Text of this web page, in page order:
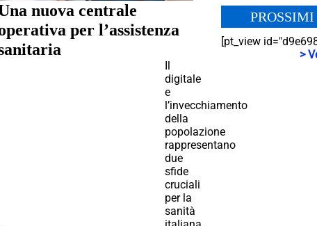
nuova centrale
per l’assistenza
Il
digitale
e
l’invecchiamento
della
popolazione
rappresentano
due
sfide
cruciali
per la
sanità
[pt_view
>